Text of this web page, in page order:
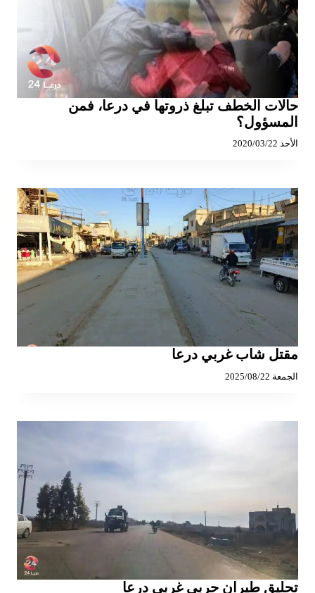
حالات الخطف تبلغ ذروتها في درعا، فمن
المسؤول؟
الأحد 2020/03/22
مقتل شاب غربي درعا
الجمعة 2025/08/22
تحليق طيران حربي غربي درعا